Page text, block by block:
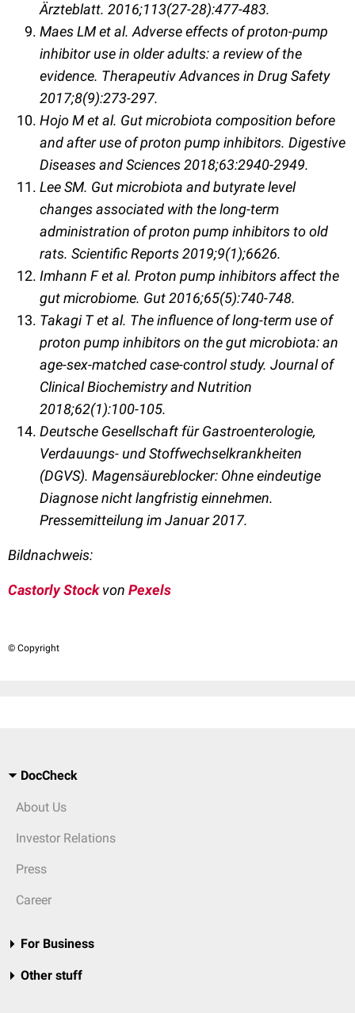
Ärzteblatt. 2016;113(27-28):477-483.
Maes LM et al. Adverse effects of proton-pump
inhibitor use in older adults: a review of the
evidence. Therapeutiv Advances in Drug Safety
2017;8(9):273-297.
Hojo M et al. Gut microbiota composition before
and after use of proton pump inhibitors. Digestive
Diseases and Sciences 2018;63:2940-2949.
Lee SM. Gut microbiota and butyrate level
changes associated with the long-term
administration of proton pump inhibitors to old
rats. Scientific Reports 2019;9(1);6626.
Imhann F et al. Proton pump inhibitors affect the
gut microbiome. Gut 2016;65(5):740-748.
Takagi T et al. The influence of long-term use of
proton pump inhibitors on the gut microbiota: an
age-sex-matched case-control study. Journal of
Clinical Biochemistry and Nutrition
2018;62(1):100-105.
Deutsche Gesellschaft für Gastroenterologie,
Verdauungs- und Stoffwechselkrankheiten
(DGVS). Magensäureblocker: Ohne eindeutige
Diagnose nicht langfristig einnehmen.
Pressemitteilung im Januar 2017.
Bildnachweis:
Castorly Stockvon Pexels
© Copyright
DocCheck
About Us
Investor Relations
Press
Career
For Business
Other stuff